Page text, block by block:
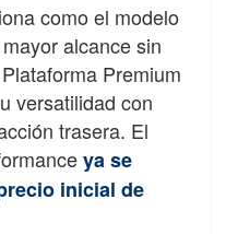
como el modelo
alcance sin
Premium
versatilidad con
trasera. El
ya se
inicial de